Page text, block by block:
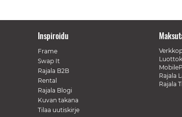
Inspiroidu
Frame
Swap It
Rajala B2B
Rental
Rajala Blogi
Kuvan takana
Tilaa uutiskirje
Rajala
Rajala